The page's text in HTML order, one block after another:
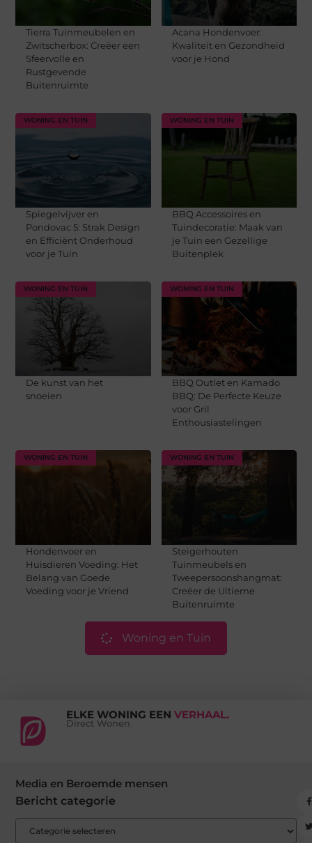
Tierra Tuinmeubelen en
Zwitscherbox: Creëer een
Sfeervolle en
Rustgevende
Buitenruimte
Acana Hondenvoer:
Kwaliteit en Gezondheid
voor je Hond
WONING EN TUIN
Spiegelvijver en
Pondovac 5: Strak Design
en Efficiënt Onderhoud
voor je Tuin
WONING EN TUIN
BBQ Accessoires en
Tuindecoratie: Maak van
je Tuin een Gezellige
Buitenplek
WONING EN TUIN
De kunst van het
snoeien
WONING EN TUIN
BBQ Outlet en Kamado
BBQ: De Perfecte Keuze
voor Gril
Enthousiastelingen
WONING EN TUIN
Hondenvoer en
Huisdieren Voeding: Het
Belang van Goede
Voeding voor je Vriend
WONING EN TUIN
Steigerhouten
Tuinmeubels en
Tweepersoonshangmat:
Creëer de Ultieme
Buitenruimte
Woning en Tuin
ELKE WONING EEN VERHAAL.
Direct Wonen
Media en Beroemde mensen
Bericht categorie